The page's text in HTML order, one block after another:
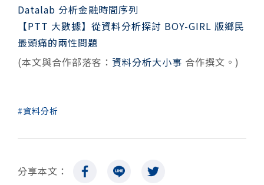
Datalab 分析金融時間序列
【PTT 大數據】從資料分析探討 BOY-GIRL 版鄉民
最頭痛的兩性問題
(本文與合作部落客： 資料分析大小事 合作撰文。)
資料分析
分享本文：